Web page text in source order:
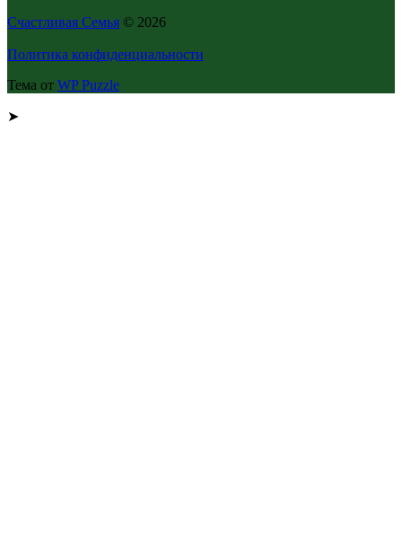
Счастливая Семья © 2026
Политика конфиденциальности
Тема от WP Puzzle
➤